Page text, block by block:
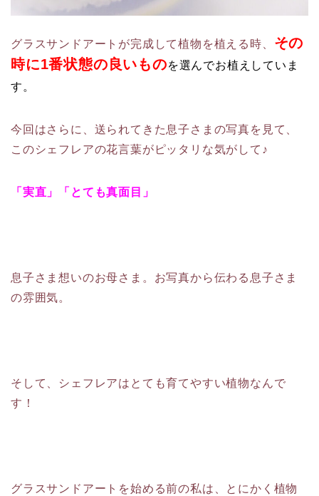
グラスサンドアートが完成して植物を植える時、 その
時に1番状態の良いものを選んでお植えしていま
す。
今回はさらに、送られてきた息子さまの写真を見て、
このシェフレアの花言葉がピッタリな気がして♪
「実直」「とても真面目」
息子さま想いのお母さま。お写真から伝わる息子さま
の雰囲気。
そして、シェフレアはとても育てやすい植物なんで
す！
グラスサンドアートを始める前の私は、とにかく植物